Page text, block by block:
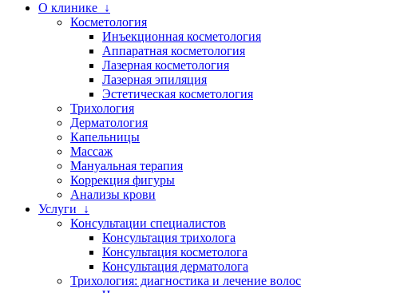
О клинике ↓
Косметология
Инъекционная косметология
Аппаратная косметология
Лазерная косметология
Лазерная эпиляция
Эстетическая косметология
Трихология
Дерматология
Капельницы
Массаж
Мануальная терапия
Коррекция фигуры
Анализы крови
Услуги ↓
Консультации специалистов
Консультация трихолога
Консультация косметолога
Консультация дерматолога
Трихология: диагностика и лечение волос